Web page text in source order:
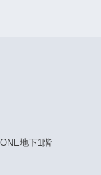
地下1階